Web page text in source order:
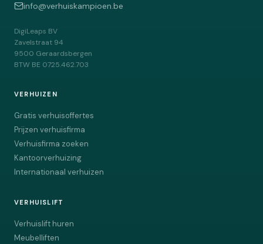
info@verhuiskampioen.be
DigiLeaps BV
Zavelstraat 94
9500 Geraardsbergen
BTW BE 0725.462.703
VERHUIZEN
Gratis verhuisoffertes
Prijzen verhuisfirma
Verhuisfirma zoeken
Kantoorverhuizing
Internationaal verhuizen
VERHUISLIFT
Verhuislift huren
Meubelliften